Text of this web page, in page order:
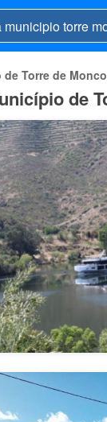
Torre de
de